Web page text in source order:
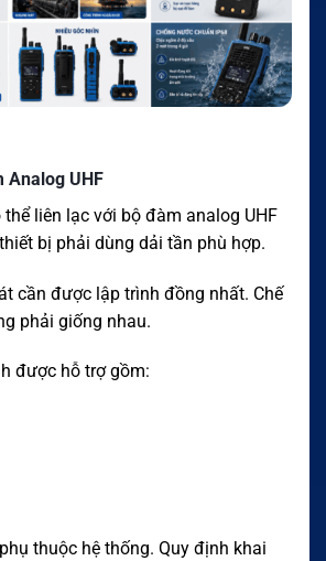
Analog UHF
thể liên lạc với bộ đàm analog UHF
bị phải dùng dải tần phù hợp.
cần được lập trình đồng nhất. Chế
phải giống nhau.
được hỗ trợ gồm:
thuộc hệ thống. Quy định khai